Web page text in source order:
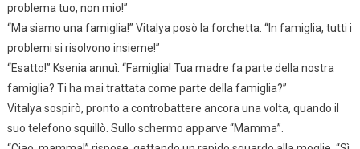
problema tuo, non mio!”
“Ma siamo una famiglia!” Vitalya posò la forchetta. “In famiglia, tutti i
problemi si risolvono insieme!”
“Esatto!” Ksenia annuì. “Famiglia! Tua madre fa parte della nostra
famiglia? Ti ha mai trattata come parte della famiglia?”
Vitalya sospirò, pronto a controbattere ancora una volta, quando il
suo telefono squillò. Sullo schermo apparve “Mamma”.